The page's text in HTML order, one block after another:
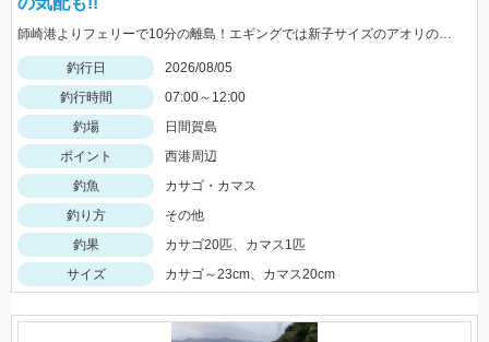
師崎港よりフェリーで10分の離島！エギングでは新子サイズのアオリのチェイス多数！ロックフィッシュは足元を10ｇの根魚玉で狙うと効果的♪カバスキャでも釣果あり！
釣行日
2026/08/05
釣行時間
07:00～12:00
釣場
日間賀島
ポイント
西港周辺
釣魚
カサゴ・カマス
釣り方
その他
釣果
カサゴ20匹、カマス1匹
サイズ
カサゴ～23cm、カマス20cm